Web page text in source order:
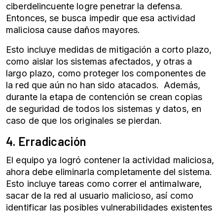
ciberdelincuente logre penetrar la defensa.
Entonces, se busca impedir que esa actividad
maliciosa cause daños mayores.
Esto incluye medidas de mitigación a corto plazo,
como aislar los sistemas afectados, y otras a
largo plazo, como proteger los componentes de
la red que aún no han sido atacados. Además,
durante la etapa de contención se crean copias
de seguridad de todos los sistemas y datos, en
caso de que los originales se pierdan.
4. Erradicación
El equipo ya logró contener la actividad maliciosa,
ahora debe eliminarla completamente del sistema.
Esto incluye tareas como correr el antimalware,
sacar de la red al usuario malicioso, así como
identificar las posibles vulnerabilidades existentes